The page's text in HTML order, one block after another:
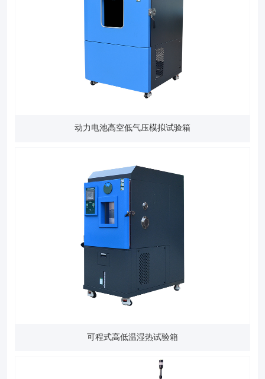
动力电池高空低气压模拟试验箱
可程式高低温湿热试验箱